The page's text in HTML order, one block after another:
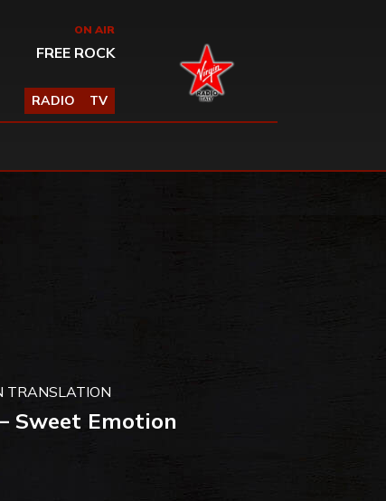
ON AIR
FREE ROCK
RADIO TV
TRANSLATION
Sweet Emotion